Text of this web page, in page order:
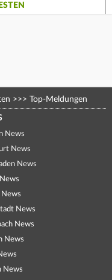
>>> Top-Meldungen
News
News
News
News
News
News
News
News